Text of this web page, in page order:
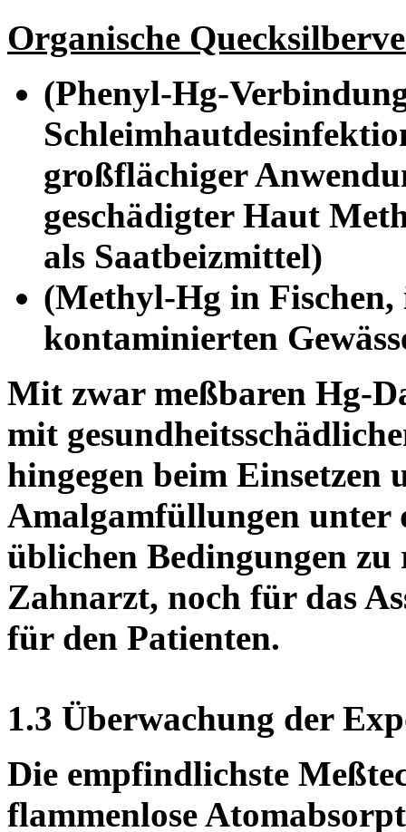
Organische
(Phenyl-Hg-
großflächiger
geschädigter Haut
als Saatbeizmittel)
(Methyl-Hg in Fischen,
kontaminierten
Mit zwar meßbaren Hg-
mit
hingegen beim Einsetzen
Amalgamfüllungen unter
üblichen Bedingungen zu
Zahnarzt, noch für das
für den Patienten.
1.3 Überwachung der
Die empfindlichste
flammenlose